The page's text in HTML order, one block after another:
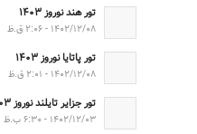
تور هند نوروز ۱۴۰۳
۱۴۰۲/۱۲/۰۸ - ۲:۰۶ ق.ظ
تور پاتایا نوروز ۱۴۰۳
۱۴۰۲/۱۲/۰۸ - ۲:۰۱ ق.ظ
تور جزایر تایلند نوروز ۱۴۰۳
۱۴۰۲/۱۲/۰۳ - ۶:۳۰ ب.ظ